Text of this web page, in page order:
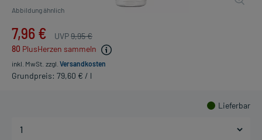
Abbildung ähnlich
7,96 € UVP9,95 €
80 PlusHerzen sammeln
inkl. MwSt. zzgl. Versandkosten
Grundpreis: 79,60 € / l
Lieferbar